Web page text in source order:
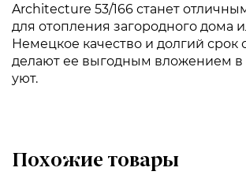
Architecture 53/166 станет
для отопления загородного дома
Немецкое качество и долгий срок
делают ее выгодным вложением в
уют.
Похожие товары